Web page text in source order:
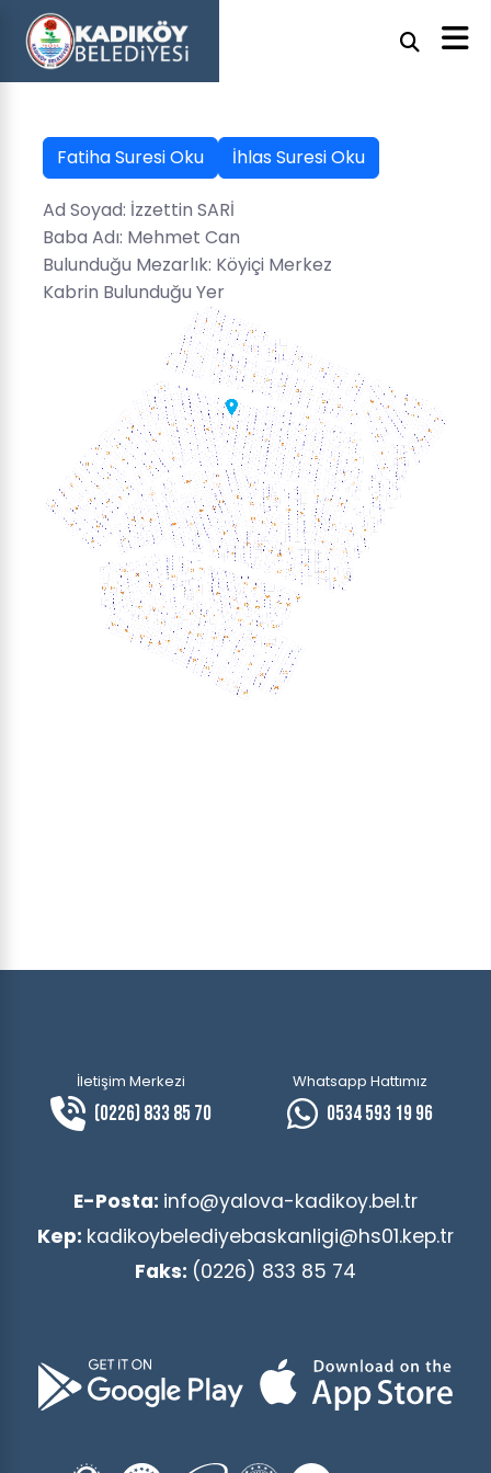
Fatiha Suresi Oku İhlas Suresi Oku
Ad Soyad: İzzettin SARİ
Baba Adı: Mehmet Can
Bulunduğu Mezarlık: Köyiçi Merkez
Kabrin Bulunduğu Yer
İletişim Merkezi
(0226) 833 85 70
Whatsapp Hattımız
0534 593 19 96
E-Posta: info@yalova-kadikoy.bel.tr
Kep: kadikoybelediyebaskanligi@hs01.kep.tr
Faks: (0226) 833 85 74